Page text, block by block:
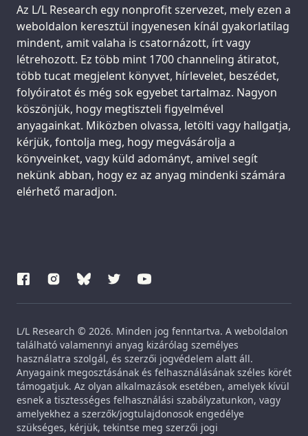
Support us:
Az L/L Research egy nonprofit szervezet, mely ezen a
weboldalon keresztül ingyenesen kínál gyakorlatilag
mindent, amit valaha is csatornázott, írt vagy
létrehozott. Ez több mint 1700 channeling átiratot,
több tucat megjelent könyvet, hírlevelet, beszédet,
folyóiratot és még sok egyebet tartalmaz. Nagyon
köszönjük, hogy megtiszteli figyelmével
anyagainkat. Miközben olvassa, letölti vagy hallgatja,
kérjük, fontolja meg, hogy megvásárolja a
könyveinket, vagy küld adományt, amivel segít
nekünk abban, hogy ez az anyag mindenki számára
elérhető maradjon.
L/L Research © 2026. Minden jog fenntartva. A weboldalon
található valamennyi anyag kizárólag személyes
használatra szolgál, és szerzői jogvédelem alatt áll.
Anyagaink megosztásának és felhasználásának széles körét
támogatjuk. Az olyan alkalmazások esetében, amelyek kívül
esnek a tisztességes felhasználási szabályzatunkon, vagy
amelyekhez a szerzők/jogtulajdonosok engedélye
szükséges, kérjük, tekintse meg szerzői jogi